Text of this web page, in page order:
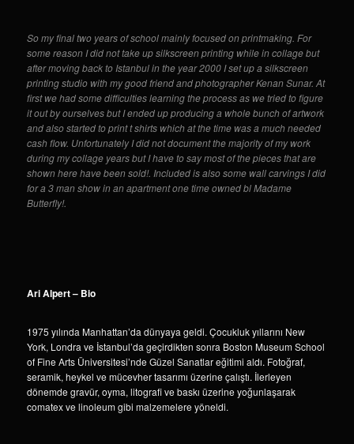
So my final two years of school mainly focused on printmaking. For
some reason I did not take up silkscreen printing while in collage but
after moving back to Istanbul in the year 2000 I set up a silkscreen
printing studio with my good friend and photographer Kenan Sunar. At
first we had some difficulties learning the process as we tried to figure
it out by ourselves but I ended up producing a whole bunch of artwork
and also started to print t shirts which at the time was a much needed
cash flow. Unfortunately I did not document the majority of my work
during my collage years but I have to say most of the pieces that are
shown here have been sold!. Included is also some wall carvings I did
for a 3 man show in an apartment one time owned bl Madame
Butterfly!.
Ari Alpert – Bio
1975 yılında Manhattan’da dünyaya geldi. Çocukluk yıllarını New
York, Londra ve İstanbul’da geçirdikten sonra Boston Museum School
of Fine Arts Üniversitesi’nde Güzel Sanatlar eğitimi aldı. Fotoğraf,
seramik, heykel ve mücevher tasarımı üzerine çalıştı. İlerleyen
dönemde gravür, oyma, litografi ve baskı üzerine yoğunlaşarak
comatex ve linoleum gibi malzemelere yöneldi.